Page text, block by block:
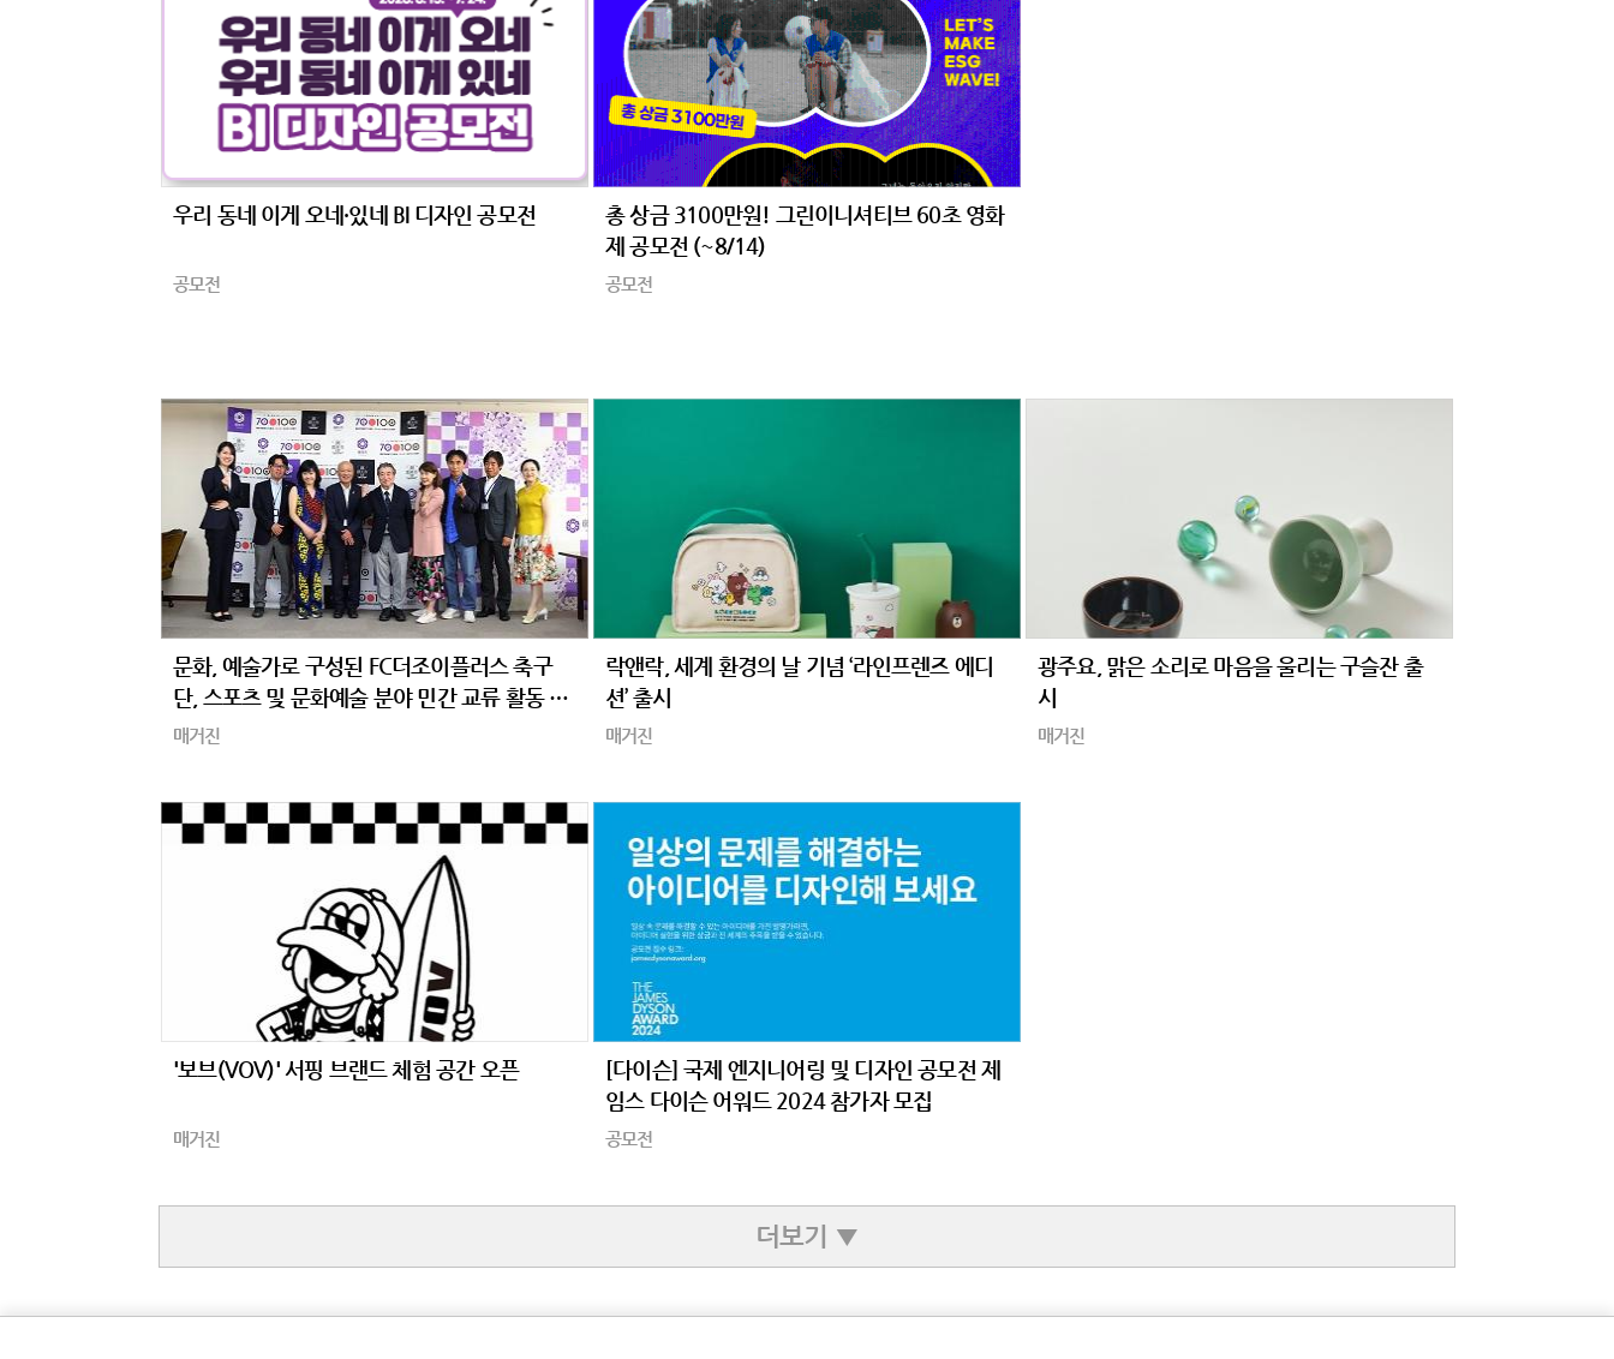
우리 동네 이게 오네·있네 BI 디자인 공모전
공모전
총 상금 3100만원! 그린이니셔티브 60초 영화
제 공모전 (~8/14)
공모전
문화, 예술가로 구성된 FC더조이플러스 축구
단, 스포츠 및 문화예술 분야 민간 교류 활동 펼
쳐
매거진
락앤락, 세계 환경의 날 기념 ‘라인프렌즈 에디
션’ 출시
매거진
광주요, 맑은 소리로 마음을 울리는 구슬잔 출
시
매거진
'보브(VOV)' 서핑 브랜드 체험 공간 오픈
매거진
[다이슨] 국제 엔지니어링 및 디자인 공모전 제
임스 다이슨 어워드 2024 참가자 모집
공모전
더보기 ▼